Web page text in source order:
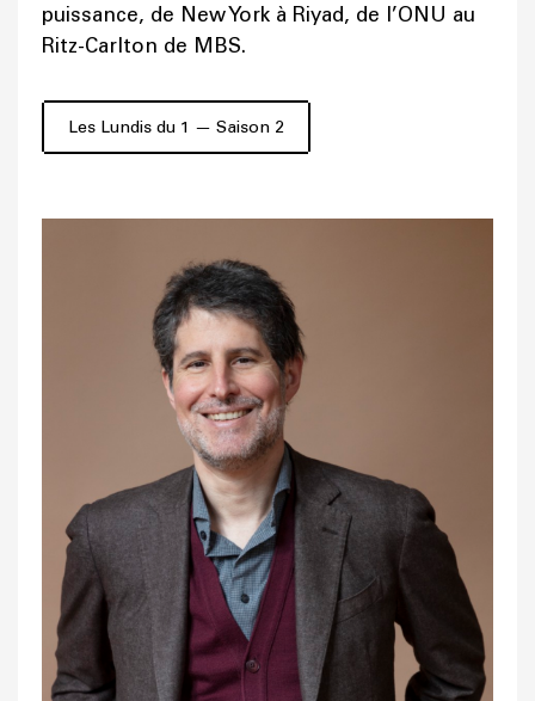
puissance, de New York à Riyad, de l’ONU au
Ritz-Carlton de MBS.
Les Lundis du 1 — Saison 2